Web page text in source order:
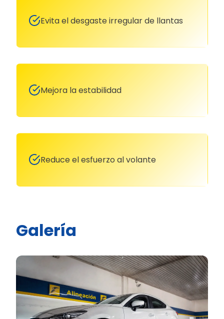
Evita el desgaste irregular de llantas
Mejora la estabilidad
Reduce el esfuerzo al volante
Galería